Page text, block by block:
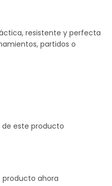
resistente y perfecta
partidos o
producto ahora